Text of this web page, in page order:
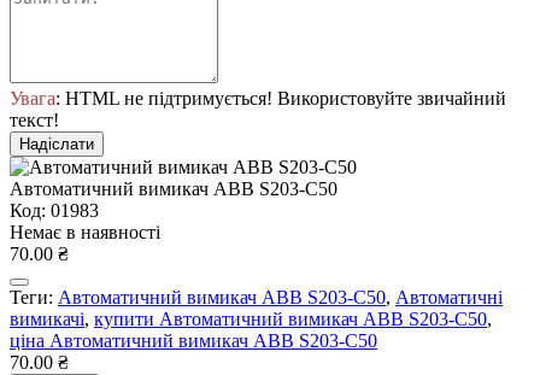
Увага: HTML не підтримується! Використовуйте звичайний
текст!
Надіслати
Автоматичний вимикач ABB S203-С50
Код: 01983
Немає в наявності
70.00 ₴
Теги: Автоматичний вимикач ABB S203-С50, Автоматичні
вимикачі, купити Автоматичний вимикач ABB S203-С50,
ціна Автоматичний вимикач ABB S203-С50
70.00 ₴